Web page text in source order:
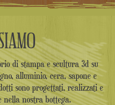
di stampa e scultura 3d su
alluminio, cera, sapone e
sono progettati, realizzati e
nostra bottega.